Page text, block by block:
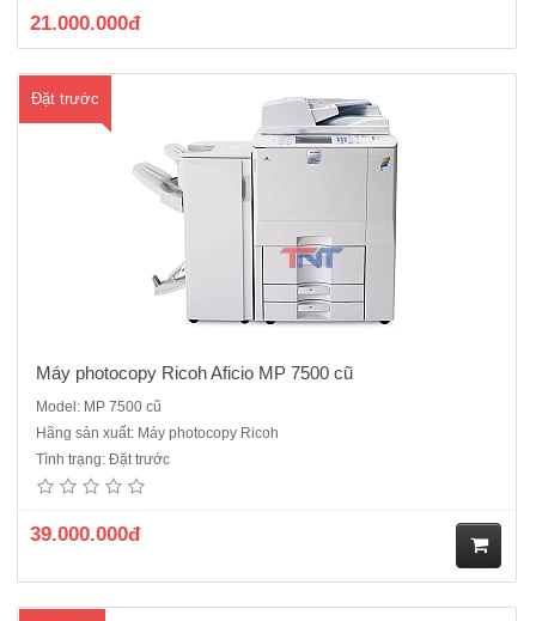
21.000.000đ
Đặt trước
Máy photocopy Ricoh Aficio MP 7500 cũ
Model: MP 7500 cũ
Hãng sản xuất: Máy photocopy Ricoh
Tình trạng: Đặt trước
39.000.000đ
dùng cho cửa hàng dịch vụ và công ty photocopy số lượng lớn mới
90% Chức năng chính: Photocopy, in mạng, scan đen trắngBộ tự động